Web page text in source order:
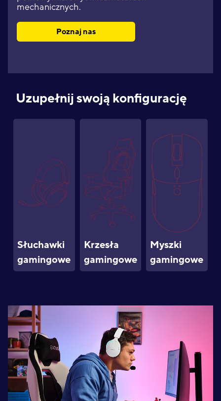
mechanicznych.
Poznaj nas
Uzupełnij swoją konfigurację
Słuchawki
gamingowe
Krzesła
gamingowe
Myszki
gamingowe